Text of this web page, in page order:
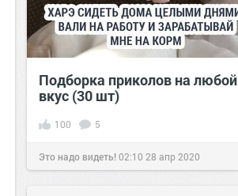
Подборка приколов на любой
вкус (30 шт)
100 5
Это надо видеть!02:10 28 апр 2020